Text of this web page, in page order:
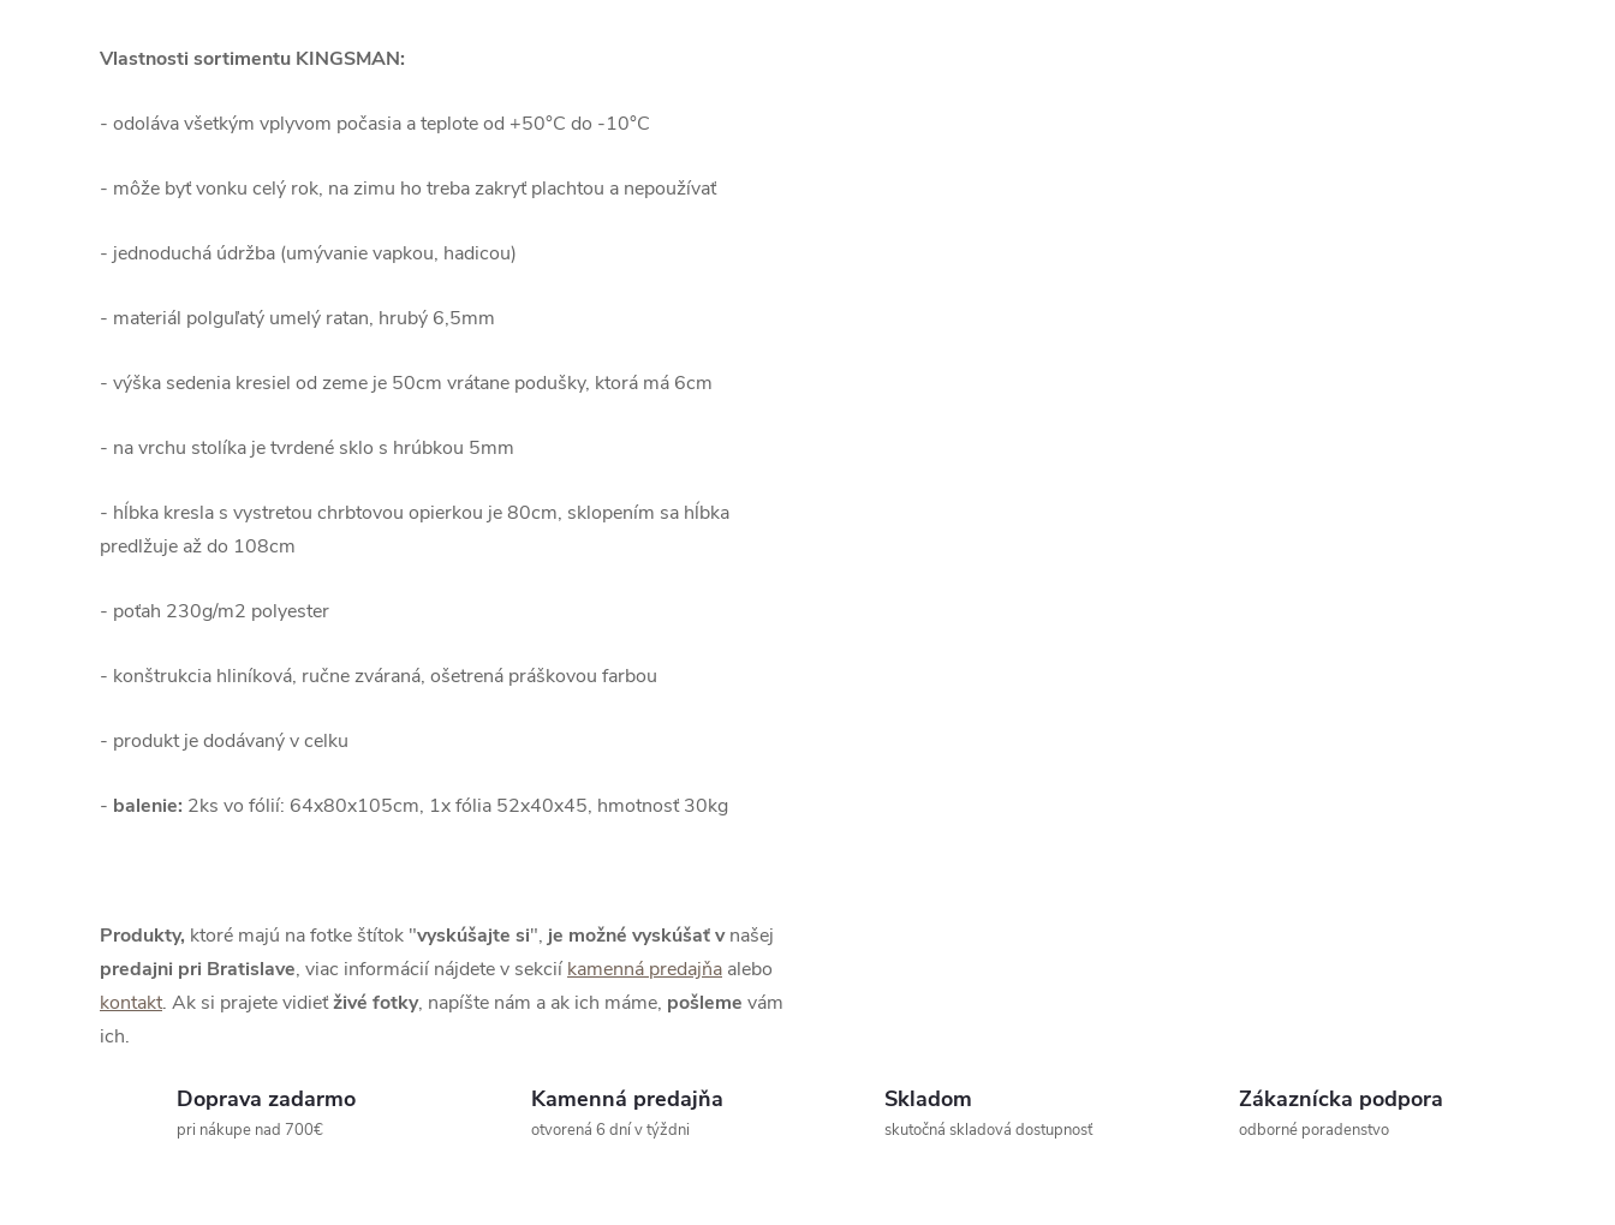
Vlastnosti sortimentu KINGSMAN:
- odoláva všetkým vplyvom počasia a teplote od +50°C do -10°C
- môže byť vonku celý rok, na zimu ho treba zakryť plachtou a nepoužívať
- jednoduchá údržba (umývanie vapkou, hadicou)
- materiál polguľatý umelý ratan, hrubý 6,5mm
- výška sedenia kresiel od zeme je 50cm vrátane podušky, ktorá má 6cm
- na vrchu stolíka je tvrdené sklo s hrúbkou 5mm
- hĺbka kresla s vystretou chrbtovou opierkou je 80cm, sklopením sa hĺbka
predlžuje až do 108cm
- poťah 230g/m2 polyester
- konštrukcia hliníková, ručne zváraná, ošetrená práškovou farbou
- produkt je dodávaný v celku
- balenie: 2ks vo fólií: 64x80x105cm, 1x fólia 52x40x45, hmotnosť 30kg
Produkty, ktoré majú na fotke štítok "vyskúšajte si", je možné vyskúšaťvnašej
predajni pri Bratislave, viac informácií nájdete v sekcií kamenná predajňa alebo
kontakt. Ak si prajete vidieťživé fotky, napíšte nám a ak ich máme, pošleme vám
ich.
Doprava zadarmo
pri nákupe nad 700€
Kamenná predajňa
otvorená 6 dní v týždni
Skladom
skutočná skladová dostupnosť
Zákaznícka podpora
odborné poradenstvo